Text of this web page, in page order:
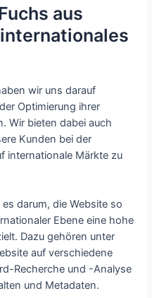
aus
wir uns darauf
Optimierung ihrer
Wir bieten dabei auch
Kunden bei der
internationale Märkte zu
darum, die Website so
Ebene eine hohe
Dazu gehören unter
auf verschiedene
Recherche und -Analyse
und Metadaten.